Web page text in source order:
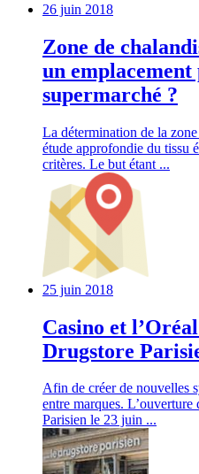
26 juin 2018
Zone de
un emplacement
supermarché ?
La détermination de la
étude approfondie du tissu
critères. Le but étant ...
25 juin 2018
Casino et
Drugstore
Afin de créer de nouvelles
entre marques.
Parisien le 23 juin ...